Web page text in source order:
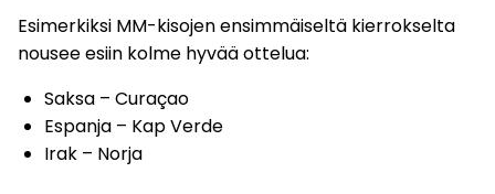
Esimerkiksi MM-kisojen ensimmäiseltä kierrokselta
nousee esiin kolme hyvää ottelua:
Saksa – Curaçao
Espanja – Kap Verde
Irak – Norja